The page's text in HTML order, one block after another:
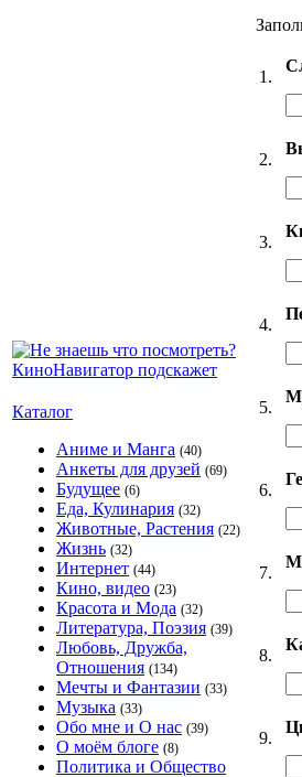
Каталог
Аниме и Манга (40)
Анкеты для друзей (69)
Будущее (6)
Еда, Кулинария (32)
Животные, Растения (22)
Жизнь (32)
Интернет (44)
Кино, видео (23)
Красота и Мода (32)
Литература, Поэзия (39)
Любовь, Дружба,
Отношения (134)
Мечты и Фантазии (33)
Музыка (33)
Обо мне и О нас (39)
О моём блоге (8)
Политика и Общество
1.
2.
3.
4.
5.
6.
7.
8.
9.